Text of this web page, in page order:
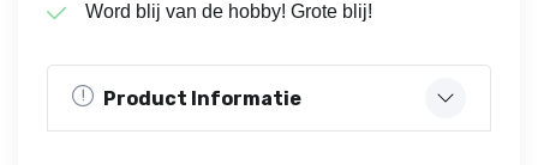
Word blij van de hobby! Grote blij!
Product Informatie